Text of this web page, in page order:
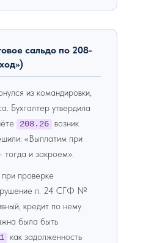
сальдо по 208-
из командировки,
Бухгалтер утвердила
208.26 возник
«Выплатим при
и закроем».
проверке
п. 24 СГФ №
кредит по нему
была быть
как задолженность